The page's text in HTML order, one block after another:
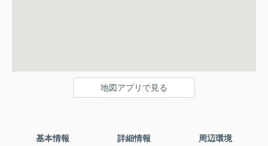
地図アプリで見る
基本情報 詳細情報 周辺環境